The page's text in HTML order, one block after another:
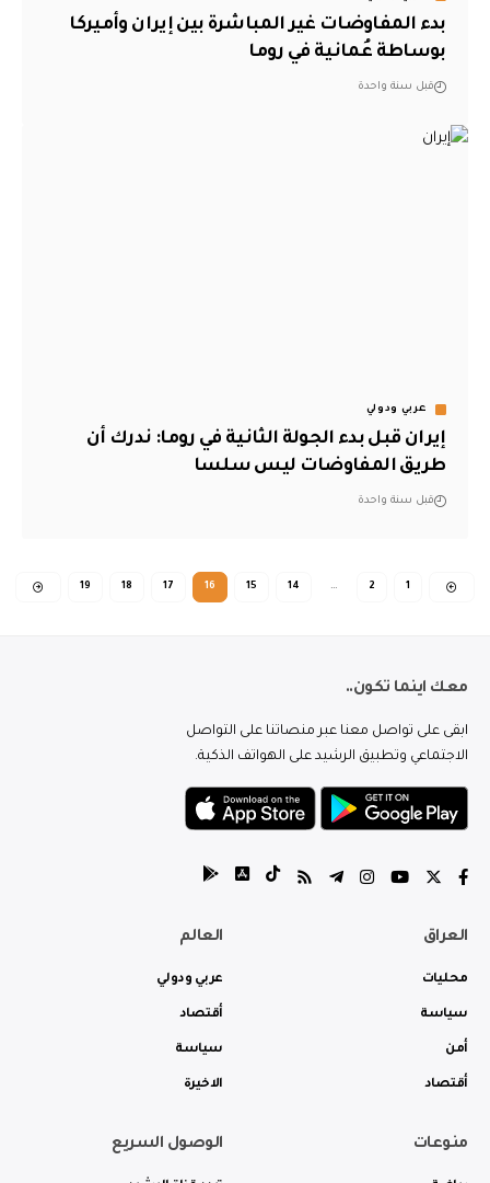
بدء المفاوضات غير المباشرة بين إيران وأميركا
بوساطة عُمانية في روما
قبل سنة واحدة
عربي ودولي
إيران قبل بدء الجولة الثانية في روما: ندرك أن
طريق المفاوضات ليس سلسا
قبل سنة واحدة
1
2
…
14
15
16
17
18
19
معك اينما تكون..
ابقى على تواصل معنا عبر منصاتنا على التواصل
الاجتماعي وتطبيق الرشيد على الهواتف الذكية.
العراق
محليات
سياسة
أمن
أقتصاد
العالم
عربي ودولي
أقتصاد
سياسة
الاخيرة
منوعات الوصول السريع